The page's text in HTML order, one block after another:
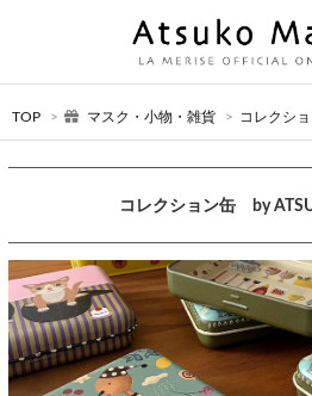
TOP > マスク・小物・雑貨 > コレクシ
コレクション缶 by